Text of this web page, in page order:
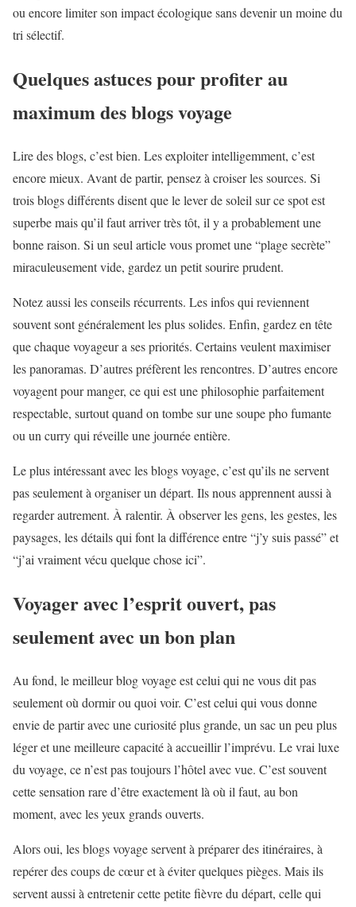
ou encore limiter son impact écologique sans devenir un moine du
tri sélectif.
Quelques astuces pour profiter au
maximum des blogs voyage
Lire des blogs, c’est bien. Les exploiter intelligemment, c’est
encore mieux. Avant de partir, pensez à croiser les sources. Si
trois blogs différents disent que le lever de soleil sur ce spot est
superbe mais qu’il faut arriver très tôt, il y a probablement une
bonne raison. Si un seul article vous promet une “plage secrète”
miraculeusement vide, gardez un petit sourire prudent.
Notez aussi les conseils récurrents. Les infos qui reviennent
souvent sont généralement les plus solides. Enfin, gardez en tête
que chaque voyageur a ses priorités. Certains veulent maximiser
les panoramas. D’autres préfèrent les rencontres. D’autres encore
voyagent pour manger, ce qui est une philosophie parfaitement
respectable, surtout quand on tombe sur une soupe pho fumante
ou un curry qui réveille une journée entière.
Le plus intéressant avec les blogs voyage, c’est qu’ils ne servent
pas seulement à organiser un départ. Ils nous apprennent aussi à
regarder autrement. À ralentir. À observer les gens, les gestes, les
paysages, les détails qui font la différence entre “j’y suis passé” et
“j’ai vraiment vécu quelque chose ici”.
Voyager avec l’esprit ouvert, pas
seulement avec un bon plan
Au fond, le meilleur blog voyage est celui qui ne vous dit pas
seulement où dormir ou quoi voir. C’est celui qui vous donne
envie de partir avec une curiosité plus grande, un sac un peu plus
léger et une meilleure capacité à accueillir l’imprévu. Le vrai luxe
du voyage, ce n’est pas toujours l’hôtel avec vue. C’est souvent
cette sensation rare d’être exactement là où il faut, au bon
moment, avec les yeux grands ouverts.
Alors oui, les blogs voyage servent à préparer des itinéraires, à
repérer des coups de cœur et à éviter quelques pièges. Mais ils
servent aussi à entretenir cette petite fièvre du départ, celle qui